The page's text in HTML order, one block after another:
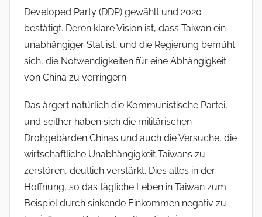
Developed Party (DDP) gewählt und 2020
bestätigt. Deren klare Vision ist, dass Taiwan ein
unabhängiger Stat ist, und die Regierung bemüht
sich, die Notwendigkeiten für eine Abhängigkeit
von China zu verringern.
Das ärgert natürlich die Kommunistische Partei,
und seither haben sich die militärischen
Drohgebärden Chinas und auch die Versuche, die
wirtschaftliche Unabhängigkeit Taiwans zu
zerstören, deutlich verstärkt. Dies alles in der
Hoffnung, so das tägliche Leben in Taiwan zum
Beispiel durch sinkende Einkommen negativ zu